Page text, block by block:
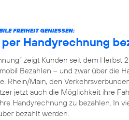
FREIHEIT GENIESSEN:
Handyrechnung
zeigt Kunden seit dem Herbst
Bezahlen – und zwar über die
Rhein/Main, den
jetzt auch die Möglichkeit ihre
Handyrechnung zu bezahlen. In
bezahlt werden.